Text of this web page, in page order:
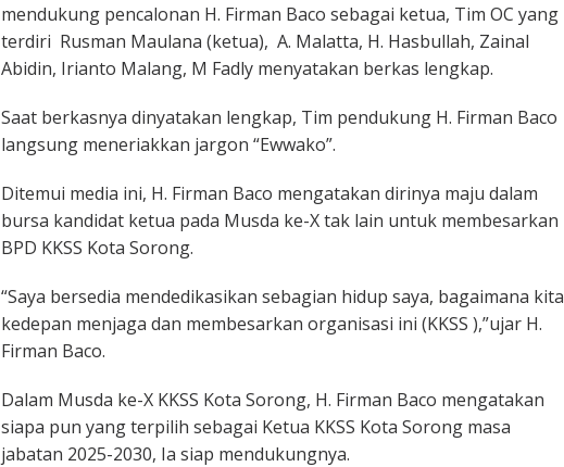
mendukung pencalonan H. Firman Baco sebagai ketua, Tim OC yang
terdiri Rusman Maulana (ketua), A. Malatta, H. Hasbullah, Zainal
Abidin, Irianto Malang, M Fadly menyatakan berkas lengkap.
Saat berkasnya dinyatakan lengkap, Tim pendukung H. Firman Baco
langsung meneriakkan jargon “Ewwako”.
Ditemui media ini, H. Firman Baco mengatakan dirinya maju dalam
bursa kandidat ketua pada Musda ke-X tak lain untuk membesarkan
BPD KKSS Kota Sorong.
“Saya bersedia mendedikasikan sebagian hidup saya, bagaimana kita
kedepan menjaga dan membesarkan organisasi ini (KKSS ),”ujar H.
Firman Baco.
Dalam Musda ke-X KKSS Kota Sorong, H. Firman Baco mengatakan
siapa pun yang terpilih sebagai Ketua KKSS Kota Sorong masa
jabatan 2025-2030, Ia siap mendukungnya.